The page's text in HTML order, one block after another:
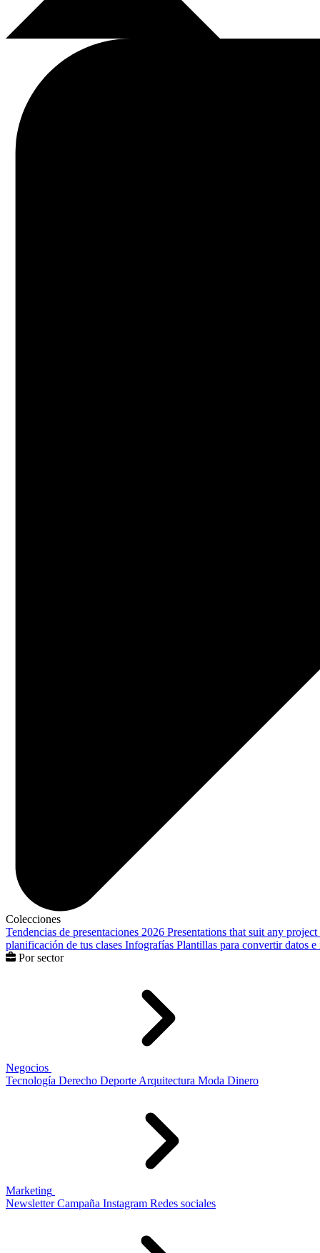
Colecciones
Tendencias de presentaciones 2026 Presentations that suit any project
planificación de tus clases Infografías Plantillas para convertir datos
Por sector
Negocios
Tecnología Derecho Deporte Arquitectura Moda Dinero
Marketing
Newsletter Campaña Instagram Redes sociales